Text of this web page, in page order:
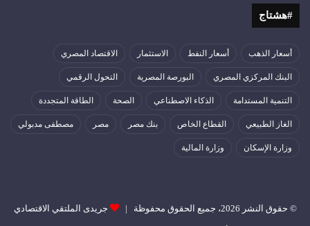
#هشتاج
أسعار الذهب أسعار النفط الاستثمار الاقتصاد المصري
البنك المركزي المصري البورصة المصرية التحول الرقمي
التنمية المستدامة الذكاء الاصطناعي الصحة الطاقة المتجددة
الغاز الطبيعي القطاع الخاص بنك مصر مصر مصطفى مدبولي
وزارة الإسكان وزارة المالية
© حقوق النشر 2026، جميع الحقوق محفوظة | جريدى الملتقي الاقتصادي